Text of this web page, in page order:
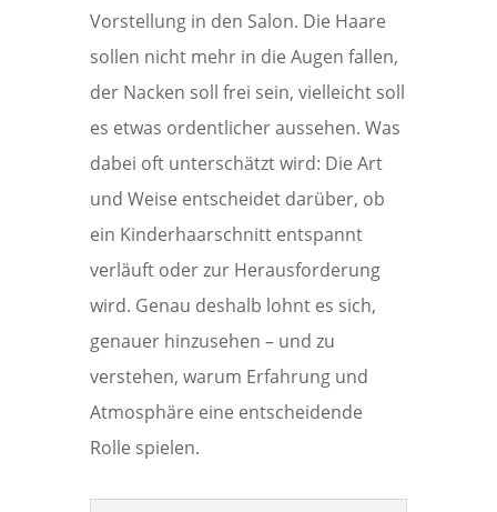
Vorstellung in den Salon. Die Haare
sollen nicht mehr in die Augen fallen,
der Nacken soll frei sein, vielleicht soll
es etwas ordentlicher aussehen. Was
dabei oft unterschätzt wird: Die Art
und Weise entscheidet darüber, ob
ein Kinderhaarschnitt entspannt
verläuft oder zur Herausforderung
wird. Genau deshalb lohnt es sich,
genauer hinzusehen – und zu
verstehen, warum Erfahrung und
Atmosphäre eine entscheidende
Rolle spielen.